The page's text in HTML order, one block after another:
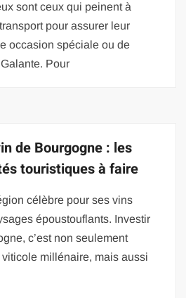
sont ceux qui peinent à
pour assurer leur
occasion spéciale ou de
Pour
de Bourgogne : les
touristiques à faire
célèbre pour ses vins
époustouflants. Investir
c’est non seulement
millénaire, mais aussi